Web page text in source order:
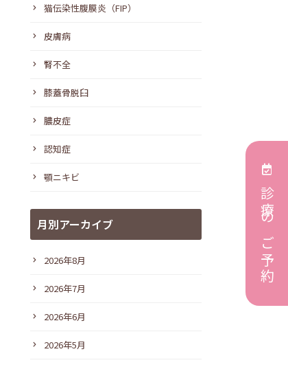
猫伝染性腹膜炎（FIP）
皮膚病
腎不全
膝蓋骨脱臼
膿皮症
認知症
顎ニキビ
月別アーカイブ
2026年8月
2026年7月
2026年6月
2026年5月
診療のご予約